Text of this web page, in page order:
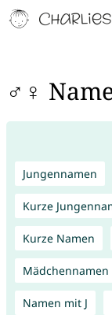
♂♀
Jungennamen
Kurze
Kurze Namen
Mädchennamen
Namen mit J